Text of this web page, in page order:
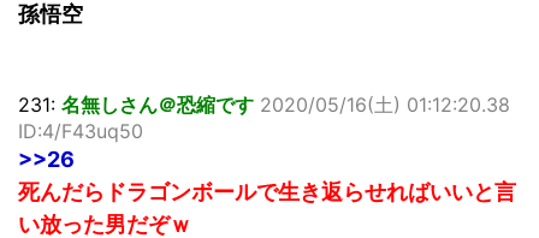
孫悟空
231: 名無しさん＠恐縮です 2020/05/16(土) 01:12:20.38
ID:4/F43uq50
>>26
死んだらドラゴンボールで生き返らせればいいと言
い放った男だぞｗ